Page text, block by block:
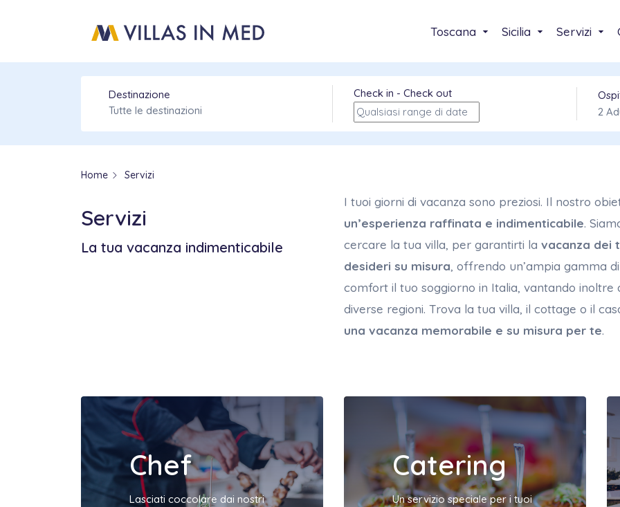
Toscana Sicilia Servizi
Destinazione
Tutte le destinazioni
Check in - Check out
2
Anni
Home Servizi
Servizi
La tua vacanza indimenticabile
I tuoi giorni di vacanza sono preziosi. Il nostro
un’esperienza raffinata e indimenticabile.
cercare la tua villa, per garantirti la vacanza dei
desideri su misura, offrendo un’ampia gamma
comfort il tuo soggiorno in Italia, vantando inoltre
diverse regioni. Trova la tua villa, il cottage o il
una vacanza memorabile e su misura per te.
Chef
Lasciati coccolare dai nostri
Catering
Un servizio speciale per i tuoi
Seleziona la tua lingua